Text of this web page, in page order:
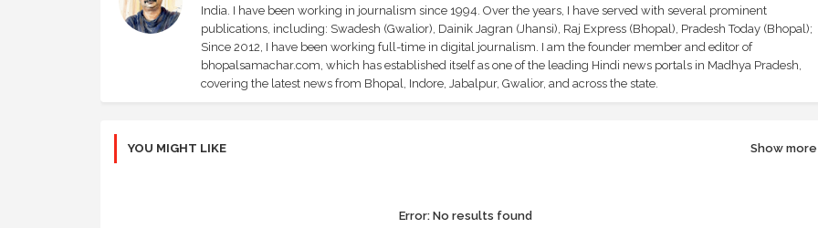
India. I have been working in journalism since 1994. Over the years, I have served with several prominent
publications, including: Swadesh (Gwalior), Dainik Jagran (Jhansi), Raj Express (Bhopal), Pradesh Today (Bhopal);
Since 2012, I have been working full-time in digital journalism. I am the founder member and editor of
bhopalsamachar.com, which has established itself as one of the leading Hindi news portals in Madhya Pradesh,
covering the latest news from Bhopal, Indore, Jabalpur, Gwalior, and across the state.
YOU MIGHT LIKE Show more
Error:No results found